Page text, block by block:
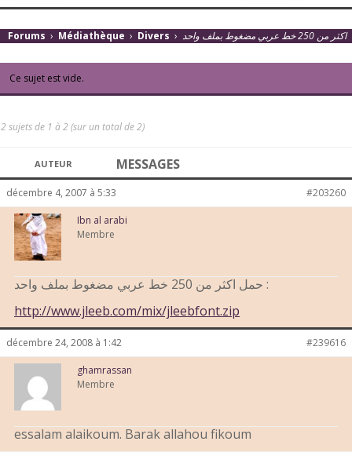
Forums › Médiathèque › Divers › اكثر من 250 خط عربي مضغوط بملف واحد
Ce sujet est vide.
2 sujets de 1 à 2 (sur un total de 2)
AUTEUR MESSAGES
décembre 4, 2007 à 5:33 #203260
Ibn al arabi
Membre
حمل اكثر من 250 خط عربي مضغوط بملف واحد :
http://www.jleeb.com/mix/jleebfont.zip
décembre 24, 2008 à 1:42 #239616
ghamrassan
Membre
essalam alaikoum. Barak allahou fikoum